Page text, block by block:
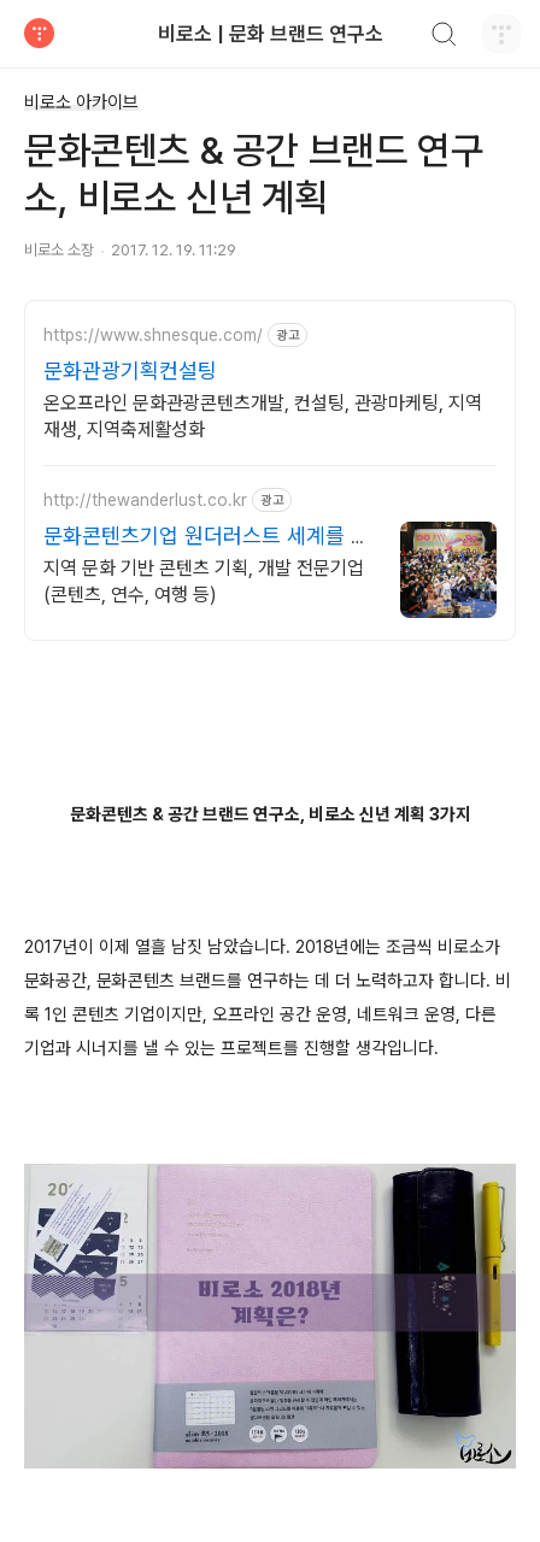
비로소 | 문화 브랜드 연구소
비로소 아카이브
문화콘텐츠 & 공간 브랜드 연구
소, 비로소 신년 계획
비로소 소장 2017. 12. 19. 11:29
https://www.shnesque.com/ 광고
문화관광기획컨설팅
온오프라인 문화관광콘텐츠개발, 컨설팅, 관광마케팅, 지역
재생, 지역축제활성화
http://thewanderlust.co.kr 광고
문화콘텐츠기업 원더러스트 세계를 움
직이는 로컬
지역 문화 기반 콘텐츠 기획, 개발 전문기업
(콘텐츠, 연수, 여행 등)
문화콘텐츠 & 공간 브랜드 연구소, 비로소 신년 계획 3가지
2017년이 이제 열흘 남짓 남았습니다. 2018년에는 조금씩 비로소가
문화공간, 문화콘텐츠 브랜드를 연구하는 데 더 노력하고자 합니다. 비
록 1인 콘텐츠 기업이지만, 오프라인 공간 운영, 네트워크 운영, 다른
기업과 시너지를 낼 수 있는 프로젝트를 진행할 생각입니다.